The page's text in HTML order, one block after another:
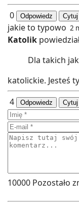
0
Odpowiedz Cytuj
jakie to typowo 2
Katolik
Dla takich
katolickie. Jesteś
4
Odpowiedz Cytuj
10000 Pozostało